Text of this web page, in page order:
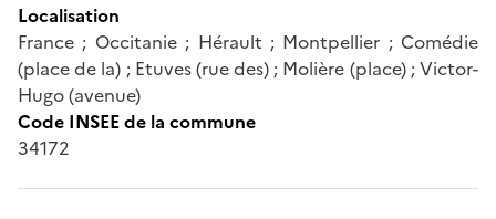
Localisation
France ; Occitanie ; Hérault ; Montpellier ; Comédie
(place de la) ; Etuves (rue des) ; Molière (place) ; Victor-
Hugo (avenue)
Code INSEE de la commune
34172